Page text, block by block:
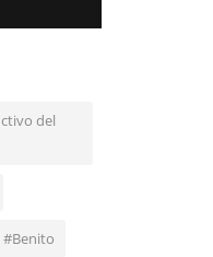
del
#Benito